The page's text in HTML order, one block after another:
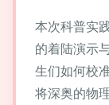
本次科普实
的着陆演示
生们如何校
将深奥的物